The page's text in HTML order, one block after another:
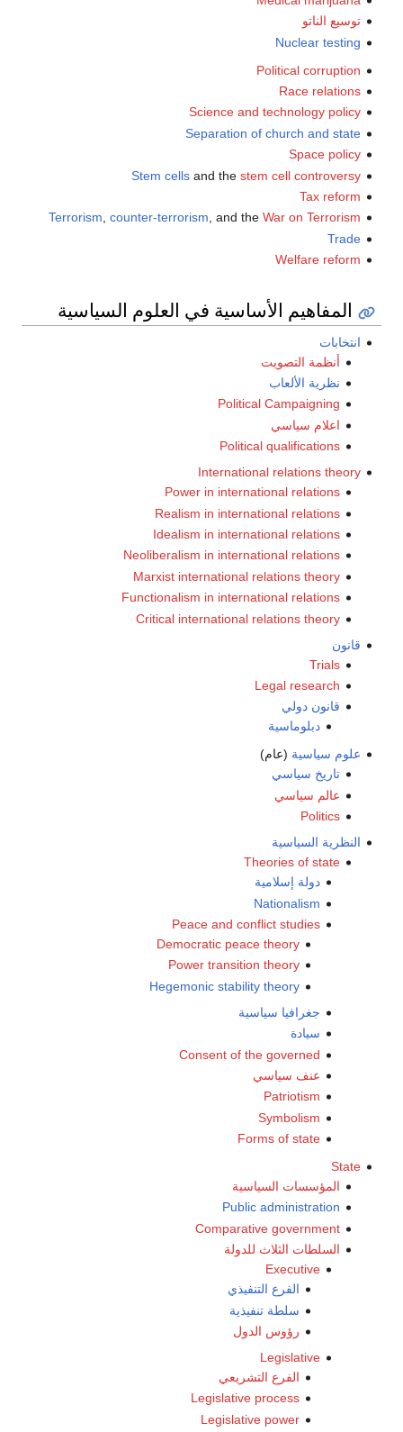
توسيع الناتو
Nuclear testing
Political corruption
Race relations
Science and technology policy
Separation of church and state
Space policy
Stem cellsand the stem cell controversy
Tax reform
Terrorism, counter-terrorism, and the War on Terrorism
Trade
Welfare reform
المفاهيم الأساسية في العلوم السياسية
انتخابات
أنظمة التصويت
نظرية الألعاب
Political Campaigning
اعلام سياسي
Political qualifications
International relations theory
Power in international relations
Realism in international relations
Idealism in international relations
Neoliberalism in international relations
Marxist international relations theory
Functionalism in international relations
Critical international relations theory
قانون
Trials
Legal research
قانون دولي
دبلوماسية
علوم سياسية (عام)
تاريخ سياسي
عالم سياسي
Politics
النظرية السياسية
Theories of state
دولة إسلامية
Nationalism
Peace and conflict studies
Democratic peace theory
Power transition theory
Hegemonic stability theory
جغرافيا سياسية
سيادة
Consent of the governed
عنف سياسي
Patriotism
Symbolism
Forms of state
State
المؤسسات السياسية
Public administration
Comparative government
السلطات الثلاث للدولة
Executive
الفرع التنفيذي
سلطة تنفيذية
رؤوس الدول
Legislative
الفرع التشريعي
Legislative process
Legislative power